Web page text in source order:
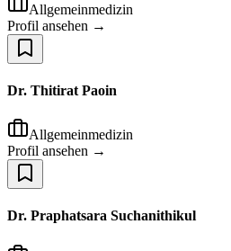
Allgemeinmedizin
Profil ansehen →
Dr. Thitirat Paoin
Allgemeinmedizin
Profil ansehen →
Dr. Praphatsara Suchanithikul